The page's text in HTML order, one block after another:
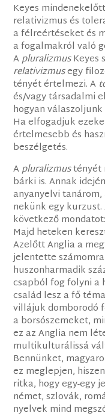
Keyes
relativizmus és
a félreértéseket és
a fogalmakról való
ApluralizmusKeyes
relativizmusegy
tényét értelmezi. A
és/vagy társadalmi
hogyan
Ha elfogadjuk
értelmesebb és
beszélgetés.
Apluralizmustényét
bárki is. Annak
anyanyelvi
nekünk egy
következő
Majd heteken
Azelőtt Anglia a
jelentette
huszonharmadik
csapból fog folyni a
család lesz a fő
villájuk domborodó
a borsószemeket,
ez az Anglia nem
multikulturálissá
Bennünket,
ez meglepjen,
ritka, hogy egy-egy
német, szlovák,
nyelvek mind